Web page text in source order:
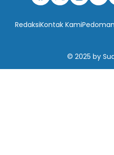
RedaksiKontak Kami
© 2025 by